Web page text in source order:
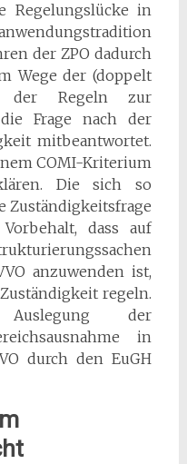
Regelungslücke in
der ZPO dadurch
Wege der (doppelt
der Regeln zur
Frage nach der
mitbeantwortet.
COMI-Kriterium
Die sich so
Zuständigkeitsfrage
dass auf
anzuwenden ist,
regeln.
der
in
durch den EuGH